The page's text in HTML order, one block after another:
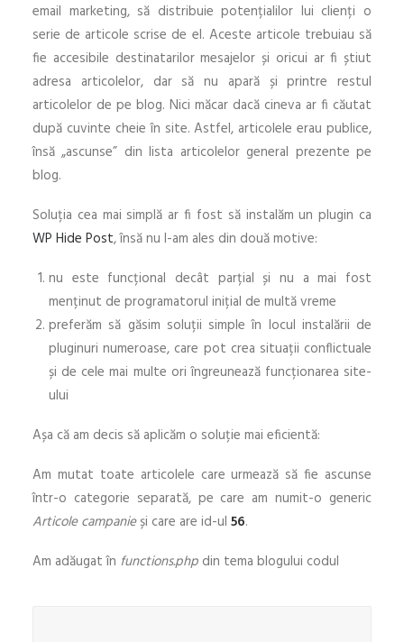
email marketing, să distribuie potențialilor lui clienți o
serie de articole scrise de el. Aceste articole trebuiau să
fie accesibile destinatarilor mesajelor și oricui ar fi știut
adresa articolelor, dar să nu apară și printre restul
articolelor de pe blog. Nici măcar dacă cineva ar fi căutat
după cuvinte cheie în site. Astfel, articolele erau publice,
însă „ascunse” din lista articolelor general prezente pe
blog.
Soluția cea mai simplă ar fi fost să instalăm un plugin ca
WP Hide Post, însă nu l-am ales din două motive:
nu este funcțional decât parțial și nu a mai fost
menținut de programatorul inițial de multă vreme
preferăm să găsim soluții simple în locul instalării de
pluginuri numeroase, care pot crea situații conflictuale
și de cele mai multe ori îngreunează funcționarea site-
ului
Așa că am decis să aplicăm o soluție mai eficientă:
Am mutat toate articolele care urmează să fie ascunse
într-o categorie separată, pe care am numit-o generic
Articole campanieși care are id-ul 56.
Am adăugat în functions.php din tema blogului codul